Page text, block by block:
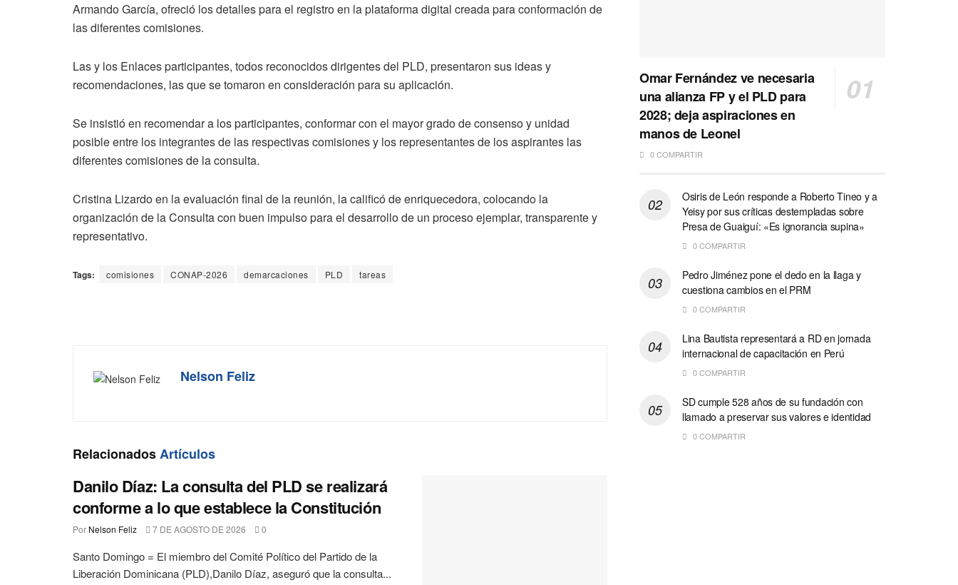
Armando García, ofreció los detalles para el registro en la plataforma digital creada para conformación de
las diferentes comisiones.
Las y los Enlaces participantes, todos reconocidos dirigentes del PLD, presentaron sus ideas y
recomendaciones, las que se tomaron en consideración para su aplicación.
Se insistió en recomendar a los participantes, conformar con el mayor grado de consenso y unidad
posible entre los integrantes de las respectivas comisiones y los representantes de los aspirantes las
diferentes comisiones de la consulta.
Cristina Lizardo en la evaluación final de la reunión, la calificó de enriquecedora, colocando la
organización de la Consulta con buen impulso para el desarrollo de un proceso ejemplar, transparente y
representativo.
Tags: comisiones CONAP-2026 demarcaciones PLD tareas
Nelson Feliz
RelacionadosArtículos
Danilo Díaz: La consulta del PLD se realizará
conforme a lo que establece la Constitución
Por Nelson Feliz 7 DE AGOSTO DE 2026 0
Santo Domingo = El miembro del Comité Político del Partido de la
Liberación Dominicana (PLD),Danilo Díaz, aseguró que la consulta...
Omar Fernández ve necesaria
una alianza FP y el PLD para
2028; deja aspiraciones en
manos de Leonel
0 COMPARTIR
Osiris de León responde a Roberto Tineo y a
Yeisy por sus críticas destempladas sobre
Presa de Guaiguí: «Es ignorancia supina»
0 COMPARTIR
Pedro Jiménez pone el dedo en la llaga y
cuestiona cambios en el PRM
0 COMPARTIR
Lina Bautista representará a RD en jornada
internacional de capacitación en Perú
0 COMPARTIR
SD cumple 528 años de su fundación con
llamado a preservar sus valores e identidad
0 COMPARTIR